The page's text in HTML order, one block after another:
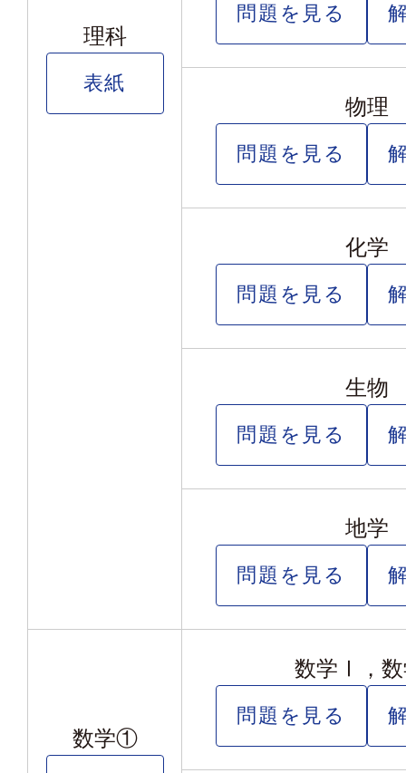
理科
表紙
問題を見る
物理
問題を見る
化学
問題を見る
生物
問題を見る
地学
問題を見る
数学①
数学Ⅰ，数
問題を見る